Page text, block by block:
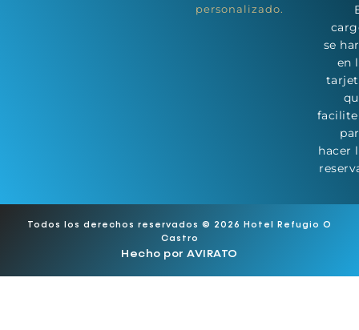
personalizado.
se
en
hacer
Todos los derechos reservados © 2026 Hotel Refugio O
Castro
Hecho porAVIRATO